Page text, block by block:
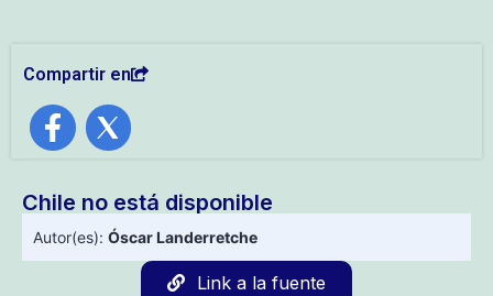
Compartir en
Chile no está disponible
Autor(es): Óscar Landerretche
Link a la fuente